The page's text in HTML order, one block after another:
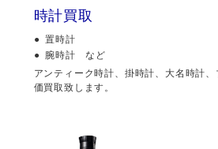
時計買取
置時計
腕時計 など
アンティーク時計、掛時計、大名時計
価買取致します。